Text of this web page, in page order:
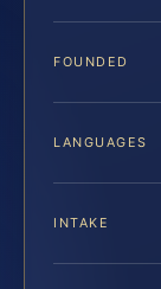
FOUNDED
LANGUAGES
INTAKE